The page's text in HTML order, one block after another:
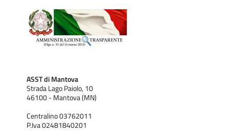
Redazione centrale:
Cristina Pavesi,Isabella Ferrari| Comunicazione
Supporto Tecnico:
Paolo Garbossa| Sistemi Informativi Aziendali
Per segnalazioni relative all'appropriatezza,
ASST di Mantova
Strada Lago Paiolo, 10
46100 - Mantova (MN)
Centralino 03762011
P.Iva 02481840201